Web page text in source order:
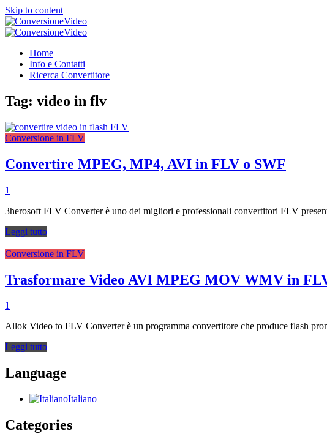
Skip to content
ConversioneVideo
Video Converter Software Offline App
Home
Info e Contatti
Ricerca Convertitore
Tag: video in flv
Conversione in FLV
Convertire MPEG, MP4, AVI in FLV o SWF
1
3herosoft FLV Converter è uno dei migliori e professionali convertitori FLV
Leggi tutto
Conversione in FLV
Trasformare Video AVI MPEG MOV WMV in
1
Allok Video to FLV Converter è un programma convertitore che produce flash
Leggi tutto
Language
Italiano
Categories